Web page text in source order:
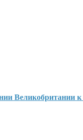
Великобритании